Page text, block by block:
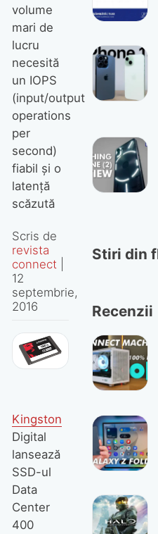
volume
mari de
lucru
necesită
un IOPS
(input/output
operations
per
second)
fiabil și o
latență
scăzută
Scris de
revista
connect|
12
septembrie,
2016
Kingston
Digital
lansează
SSD-ul
Data
Center
400
Stiri din
Recenzii